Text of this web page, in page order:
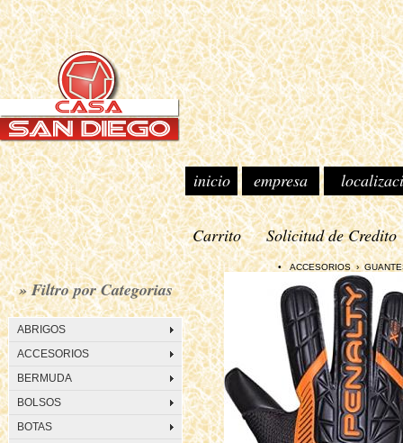
inicio empresa
Carrito Solicitud de Credito
» Filtro por Categorias
ABRIGOS
ACCESORIOS
BERMUDA
BOLSOS
BOTAS
• ACCESORIOS › GUANTES